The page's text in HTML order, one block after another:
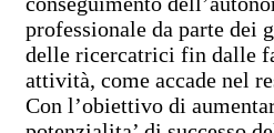
professionale da parte dei
delle ricercatrici fin dalle
attività, come accade nel
Con l’obiettivo di